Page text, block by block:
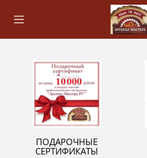
ПОДАРОЧНЫЕ
СЕРТИФИКАТЫ